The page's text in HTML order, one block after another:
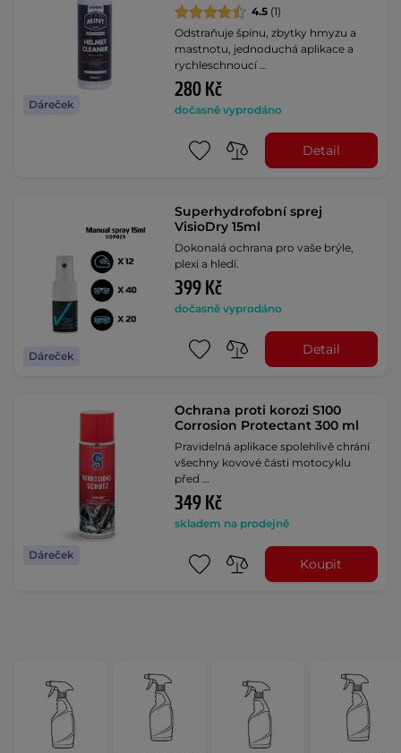
Dáreček
4.5 (1)
Odstraňuje špínu, zbytky hmyzu a
mastnotu, jednoduchá aplikace a
rychleschnoucí …
280 Kč
dočasně vyprodáno
Detail
Dáreček
Superhydrofobní sprej
VisioDry 15ml
Dokonalá ochrana pro vaše brýle,
plexi a hledí.
399 Kč
dočasně vyprodáno
Detail
Dáreček
Ochrana proti korozi S100
Corrosion Protectant 300 ml
Pravidelná aplikace spolehlivě chrání
všechny kovové části motocyklu
před …
349 Kč
skladem na prodejně
Koupit